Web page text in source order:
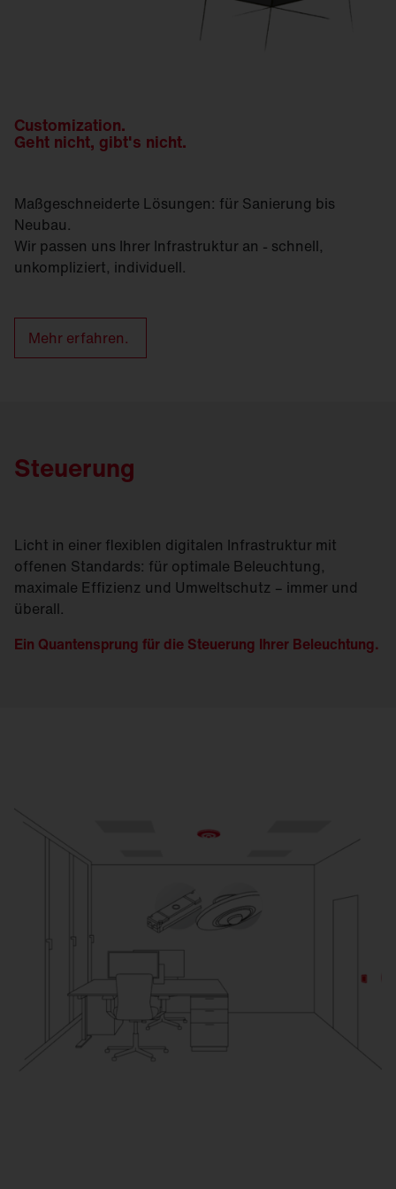
Customization.
Geht nicht, gibt's nicht.
Maßgeschneiderte Lösungen: für Sanierung bis
Neubau.
Wir passen uns Ihrer Infrastruktur an - schnell,
unkompliziert, individuell.
Mehr erfahren.
Steuerung
Licht in einer flexiblen digitalen Infrastruktur mit
offenen Standards: für optimale Beleuchtung,
maximale Effizienz und Umweltschutz – immer und
überall.
Ein Quantensprung für die Steuerung Ihrer Beleuchtung.